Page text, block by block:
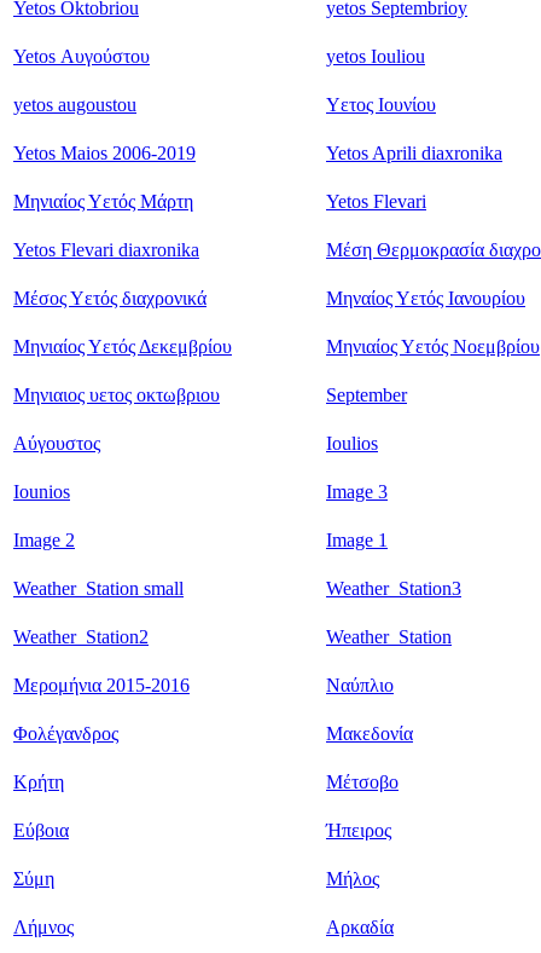
Yetos Oktobriou yetos Septembrioy
Yetos Αυγούστου yetos Iouliou
yetos augoustou Υετος Ιουνίου
Yetos Maios 2006-2019 Yetos Aprili diaxronika
Μηνιαίος Υετός Μάρτη Yetos Flevari
Yetos Flevari diaxronika Μέση Θερμοκρασία
Μέσος Υετός διαχρονικά Μηναίος Υετός Ιανουρίου
Μηνιαίος Υετός Δεκεμβρίου Μηνιαίος Υετός Νοεμβρίου
Μηνιαιος υετος οκτωβριου September
Αύγουστος Ioulios
Iounios Image 3
Image 2 Image 1
Weather_Station small Weather_Station3
Weather_Station2 Weather_Station
Μερομήνια 2015-2016 Ναύπλιο
Φολέγανδρος Μακεδονία
Κρήτη Μέτσοβο
Εύβοια Ήπειρος
Σύμη Μήλος
Λήμνος Αρκαδία